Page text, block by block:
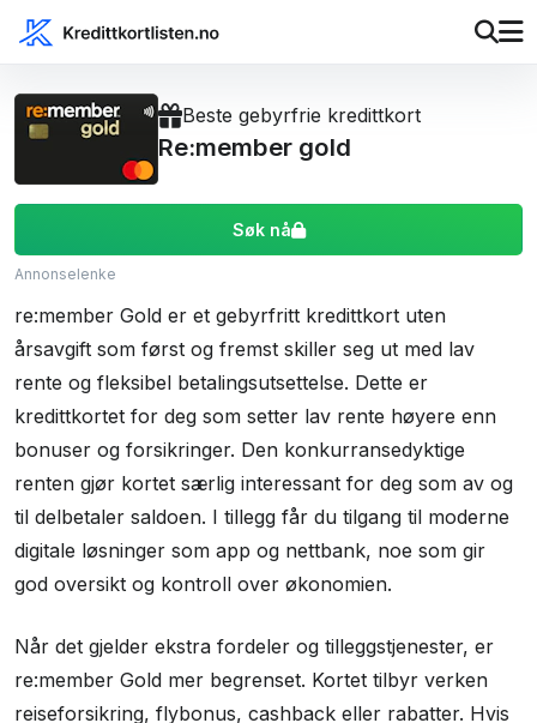
Søk nå
Annonselenke
Beste gebyrfrie kredittkort
Re:member gold
re:member Gold er et gebyrfritt kredittkort uten
årsavgift som først og fremst skiller seg ut med lav
rente og fleksibel betalingsutsettelse. Dette er
kredittkortet for deg som setter lav rente høyere enn
bonuser og forsikringer. Den konkurransedyktige
renten gjør kortet særlig interessant for deg som av og
til delbetaler saldoen. I tillegg får du tilgang til moderne
digitale løsninger som app og nettbank, noe som gir
god oversikt og kontroll over økonomien.
Når det gjelder ekstra fordeler og tilleggstjenester, er
re:member Gold mer begrenset. Kortet tilbyr verken
reiseforsikring, flybonus, cashback eller rabatter. Hvis